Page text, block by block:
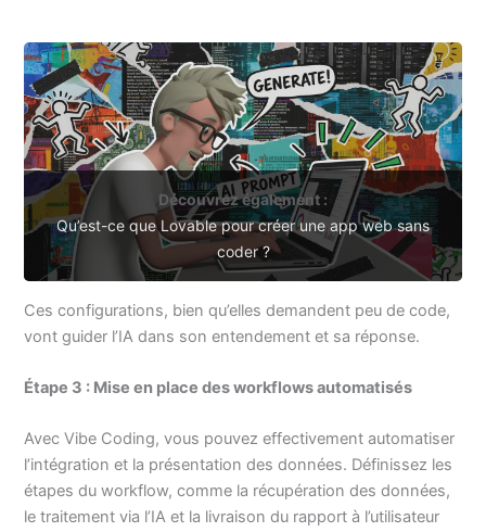
Découvrez également :
Qu’est-ce que Lovable pour créer une app web sans
coder ?
Ces configurations, bien qu’elles demandent peu de code,
vont guider l’IA dans son entendement et sa réponse.
Étape 3 : Mise en place des workflows automatisés
Avec Vibe Coding, vous pouvez effectivement automatiser
l’intégration et la présentation des données. Définissez les
étapes du workflow, comme la récupération des données,
le traitement via l’IA et la livraison du rapport à l’utilisateur